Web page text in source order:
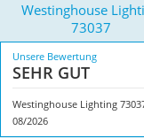
Westinghouse
73037
Unsere Bewertung
SEHR GUT
Westinghouse Lighting
08/2026